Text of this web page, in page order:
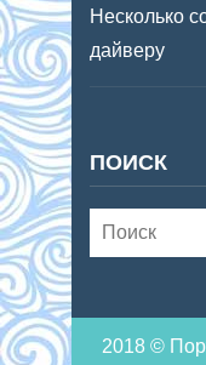
Несколько
дайверу
ПОИСК
2018 ©